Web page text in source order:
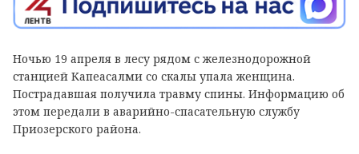
Ночью 19 апреля в лесу рядом с железнодорожной
станцией Капеасалми со скалы упала женщина.
Пострадавшая получила травму спины. Информацию об
этом передали в аварийно-спасательную службу
Приозерского района.